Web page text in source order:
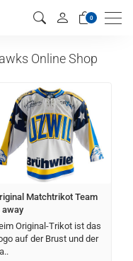
0 Menu
Online Shop
Matchtrikot Team
away
Original-Trikot ist das
auf der Brust und der